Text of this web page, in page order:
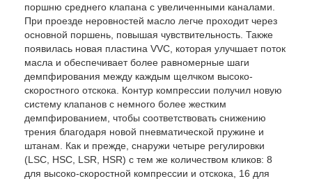
поршню среднего клапана с увеличенными каналами.
При проезде неровностей масло легче проходит через
основной поршень, повышая чувствительность. Также
появилась новая пластина VVC, которая улучшает поток
масла и обеспечивает более равномерные шаги
демпфирования между каждым щелчком высоко-
скоростного отскока. Контур компрессии получил новую
систему клапанов с немного более жестким
демпфированием, чтобы соответствовать снижению
трения благодаря новой пневматической пружине и
штанам. Как и прежде, снаружи четыре регулировки
(LSC, HSC, LSR, HSR) с тем же количеством кликов: 8
для высоко-скоростной компрессии и отскока, 16 для